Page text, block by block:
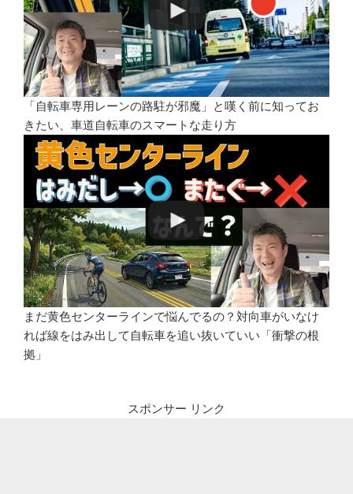
「自転車専用レーンの路駐が邪魔」と嘆く前に知ってお
きたい、車道自転車のスマートな走り方
まだ黄色センターラインで悩んでるの？対向車がいなけ
れば線をはみ出して自転車を追い抜いていい「衝撃の根
拠」
スポンサー リンク